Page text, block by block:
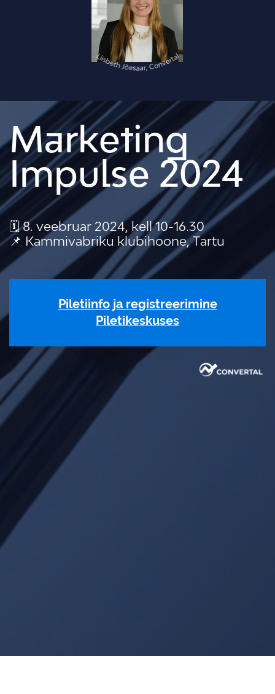
Marketing
Impulse 2024
🗓️ 8. veebruar 2024, kell 10-16.30
📌 Kammivabriku klubihoone, Tartu
Piletiinfo ja registreerimine
Piletikeskuses